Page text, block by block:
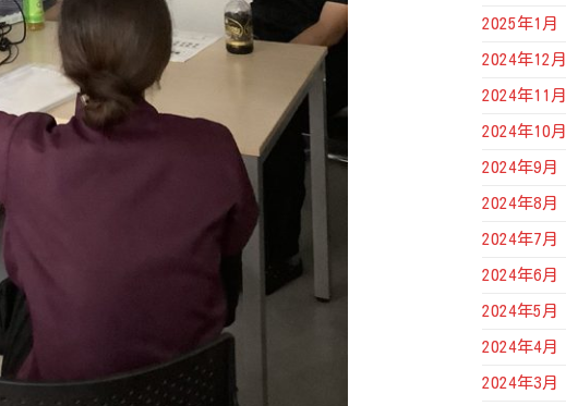
2025年1月
2024年12月
2024年11月
2024年10月
2024年9月
2024年8月
2024年7月
2024年6月
2024年5月
2024年4月
2024年3月